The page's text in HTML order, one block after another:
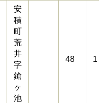
安
積
町
荒
井
字
鎗
ヶ
池
48 1